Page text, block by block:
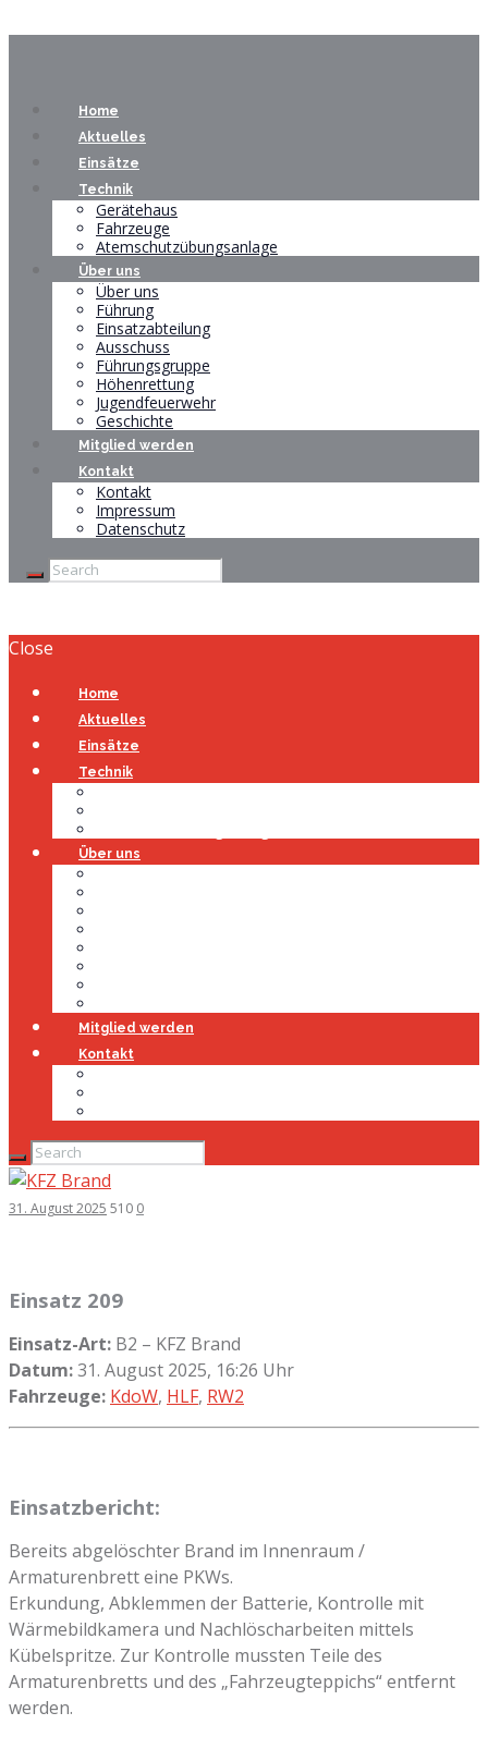
Home
Aktuelles
Einsätze
Technik
Gerätehaus
Fahrzeuge
Atemschutzübungsanlage
Über uns
Über uns
Führung
Einsatzabteilung
Ausschuss
Führungsgruppe
Höhenrettung
Jugendfeuerwehr
Geschichte
Mitglied werden
Kontakt
Kontakt
Impressum
Datenschutz
Close
Home
Aktuelles
Einsätze
Technik
Über uns
Mitglied werden
Kontakt
31. August 2025 510 0
Einsatz 209
Einsatz-Art: B2 – KFZ Brand
Datum:31. August 2025, 16:26 Uhr
Fahrzeuge: KdoW, HLF, RW2
Einsatzbericht:
Bereits abgelöschter Brand im Innenraum /
Armaturenbrett eine PKWs.
Erkundung, Abklemmen der Batterie, Kontrolle mit
Wärmebildkamera und Nachlöscharbeiten mittels
Kübelspritze. Zur Kontrolle mussten Teile des
Armaturenbretts und des „Fahrzeugteppichs“ entfernt
werden.